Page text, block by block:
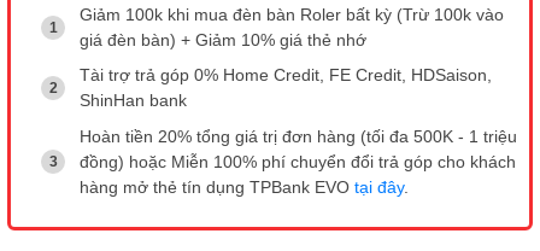
Giảm 100k khi mua đèn bàn Roler bất kỳ (Trừ 100k vào
giá đèn bàn) + Giảm 10% giá thẻ nhớ
Tài trợ trả góp 0% Home Credit, FE Credit, HDSaison,
ShinHan bank
Hoàn tiền 20% tổng giá trị đơn hàng (tối đa 500K - 1 triệu
đồng) hoặc Miễn 100% phí chuyển đổi trả góp cho khách
hàng mở thẻ tín dụng TPBank EVO tại đây.